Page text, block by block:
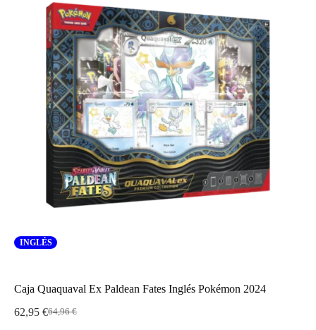
INGLÉS
Caja Quaquaval Ex Paldean Fates Inglés Pokémon 2024
64,96€
El
62,95 €El